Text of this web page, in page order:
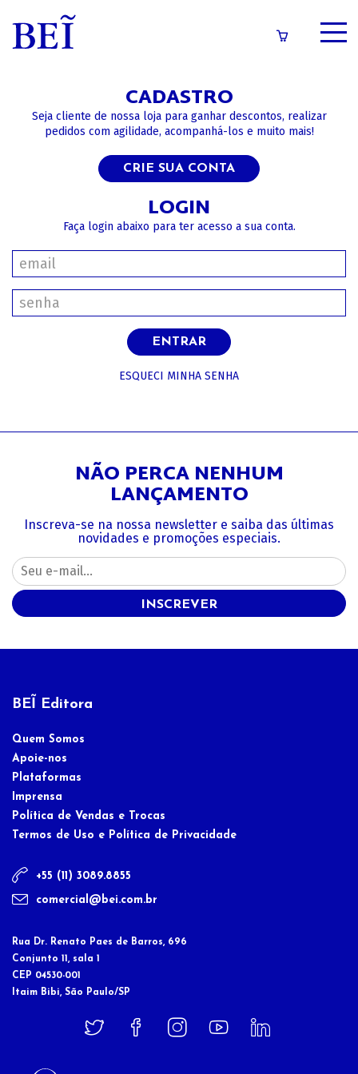
CATÁLOGO
CADASTRO
Seja cliente de nossa loja para ganhar descontos, realizar
pedidos com agilidade, acompanhá-los e muito mais!
CRIE SUA CONTA
LOGIN
Faça login abaixo para ter acesso a sua conta.
ENTRAR
ESQUECI MINHA SENHA
NÃO PERCA NENHUM
LANÇAMENTO
Inscreva-se na nossa newsletter e saiba das últimas
novidades e promoções especiais.
INSCREVER
BEĨ Editora
Quem Somos
Apoie-nos
Plataformas
Imprensa
Política de Vendas e Trocas
Termos de Uso e Política de Privacidade
+55 (11) 3089.8855
comercial@bei.com.br
Rua Dr. Renato Paes de Barros, 696
Conjunto 11, sala 1
CEP 04530-001
Itaim Bibi, São Paulo/SP